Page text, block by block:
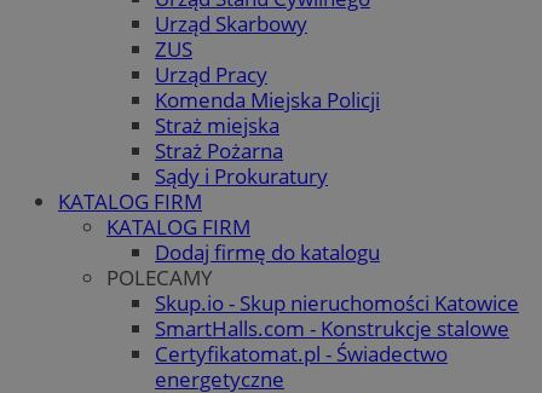
Urząd Skarbowy
ZUS
Urząd Pracy
Komenda Miejska Policji
Straż miejska
Straż Pożarna
Sądy i Prokuratury
KATALOG FIRM
KATALOG FIRM
Dodaj firmę do katalogu
POLECAMY
Skup.io - Skup nieruchomości Katowice
SmartHalls.com - Konstrukcje stalowe
Certyfikatomat.pl - Świadectwo
energetyczne